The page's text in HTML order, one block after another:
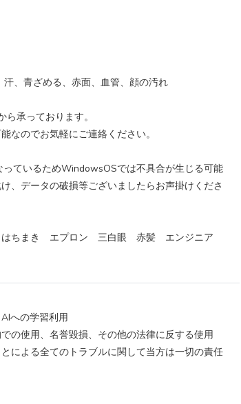
、青ざめる、赤面、血管、顔の汚れ
承っております。
なのでお気軽にご連絡ください。
ているためWindowsOSでは不具合が生じる可能
、データの破損等ございましたらお声掛けくださ
はちまき エプロン 三白眼 赤髪 エンジニア
への学習利用
の使用、名誉毀損、その他の法律に反する使用
による全てのトラブルに関して当方は一切の責任